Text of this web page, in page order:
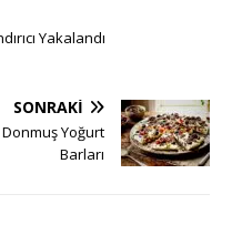
Yakalandı
SONRAKI
Yoğurt
Barları